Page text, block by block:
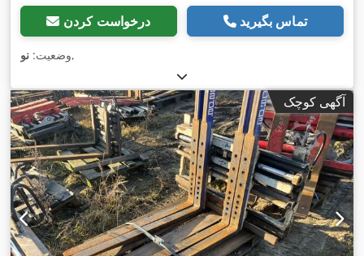
درخواست کردن تماس بگیرید
وضعیت: نو ,
آگهی کوچک